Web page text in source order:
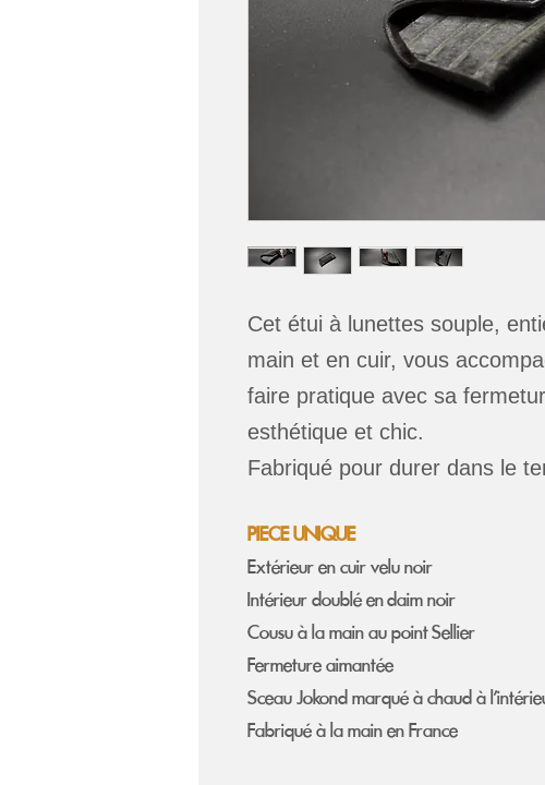
Cet étui à lunettes souple,
main et en cuir, vous
faire pratique avec sa
esthétique et chic.
Fabriqué pour durer dans le
PIECE UNIQUE
Extérieur en cuir velu noir
Intérieur doublé en daim noir
Cousu à la main au point Sellier
Fermeture aimantée
Sceau Jokond marqué à chaud à
Fabriqué à la main en France